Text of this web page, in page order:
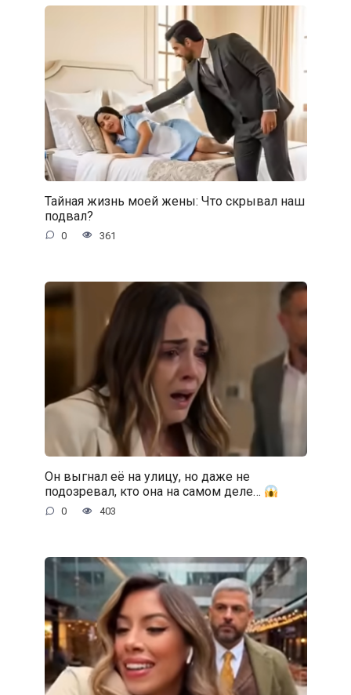
Тайная жизнь моей жены: Что скрывал наш
подвал?
0 361
Он выгнал её на улицу, но даже не
подозревал, кто она на самом деле…
0 403